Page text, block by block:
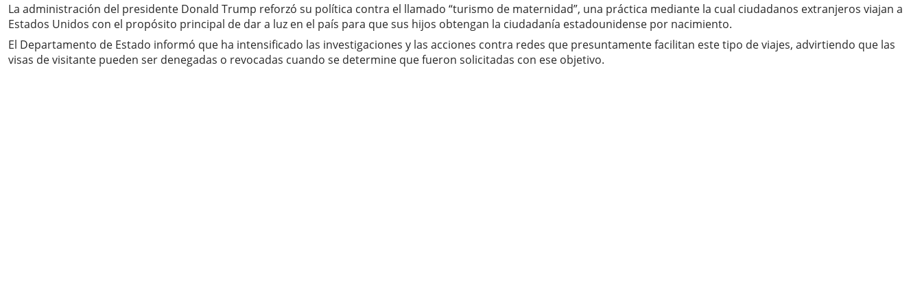
La administración del presidente Donald Trump reforzó su política contra el llamado “turismo de maternidad”, una práctica mediante la cual ciudadanos extranjeros viajan a
Estados Unidos con el propósito principal de dar a luz en el país para que sus hijos obtengan la ciudadanía estadounidense por nacimiento.
El Departamento de Estado informó que ha intensificado las investigaciones y las acciones contra redes que presuntamente facilitan este tipo de viajes, advirtiendo que las
visas de visitante pueden ser denegadas o revocadas cuando se determine que fueron solicitadas con ese objetivo.